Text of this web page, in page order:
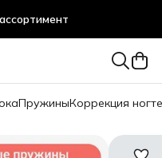
оптом и в розницу
ПружиныКоррекция